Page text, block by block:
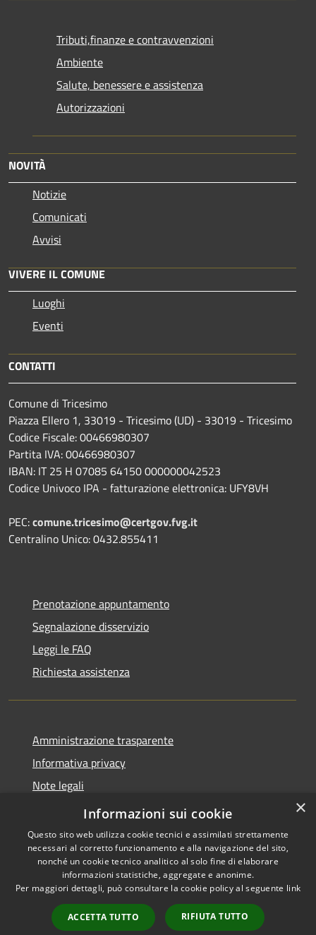
Tributi,finanze e contravvenzioni
Ambiente
Salute, benessere e assistenza
Autorizzazioni
NOVITÀ
Notizie
Comunicati
Avvisi
VIVERE IL COMUNE
Luoghi
Eventi
CONTATTI
Comune di Tricesimo
Piazza Ellero 1, 33019 - Tricesimo (UD) - 33019 - Tricesimo
Codice Fiscale: 00466980307
Partita IVA: 00466980307
IBAN: IT 25 H 07085 64150 000000042523
Codice Univoco IPA - fatturazione elettronica: UFY8VH
PEC:comune.tricesimo@certgov.fvg.it
Centralino Unico: 0432.855411
Prenotazione appuntamento
Segnalazione disservizio
Leggi le FAQ
Richiesta assistenza
Amministrazione trasparente
Informativa privacy
Note legali
Dichiarazione di accessibilità
Accessibilità
Copyright © 2026 • Comune di
Tricesimo • Powered by
Municipium•
Accesso
redazione
×
Informazioni sui cookie
Questo sito web utilizza cookie tecnici e assimilati strettamente
necessari al corretto funzionamento e alla navigazione del sito,
nonché un cookie tecnico analitico al solo fine di elaborare
informazioni statistiche, aggregate e anonime.
Per maggiori dettagli, può consultare la cookie policy al seguente link
ACCETTA TUTTO RIFIUTA TUTTO